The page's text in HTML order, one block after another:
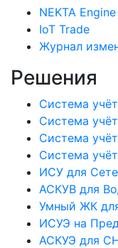
NEKTA Engine
IoT Trade
Журнал
Решения
Система
Система
Система
Система
ИСУ для
АСКУВ для
Умный ЖК
ИСУЭ на
АСКУЭ для